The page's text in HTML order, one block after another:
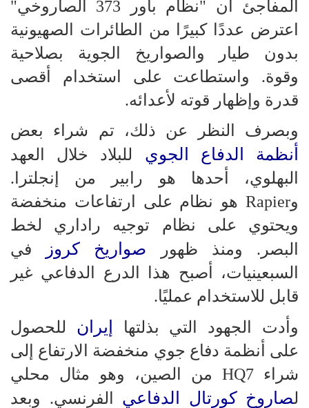
المفاجئ أن "نظام باور 373 الصاروخي"
اعترض عددًا كبيرًا من الطائرات الصهيونية
بدون طيار والصواريخ الجوية بصلاحية
وقوة. واستطاعت على استخدام أقصى
قدرة وإظهار قوته لأعدائه.
وبصرف النظر عن ذلك، تم شراء بعض
أنظمة الدفاع الجوي للبلاد خلال العهد
البهلوي، أحدها هو رابير من إنجلترا.
وRapier هو نظام على ارتفاعات منخفضة
ويحتوي على نظام توجيه راداري لخط
البصر. ومنذ ظهور صواريخ كروز
في
السبعينيات، أصبح هذا الدرع الدفاعي غير
قابل للاستخدام عمليًا.
وأدت الجهود التي بذلتها
إيران للحصول
على أنظمة دفاع جوي منخفضة الارتفاع إلى
شراء HQ7 من الصين، وهو مثال محلي
لصاروخ كورتال الدفاعي الفرنسي. وبعد